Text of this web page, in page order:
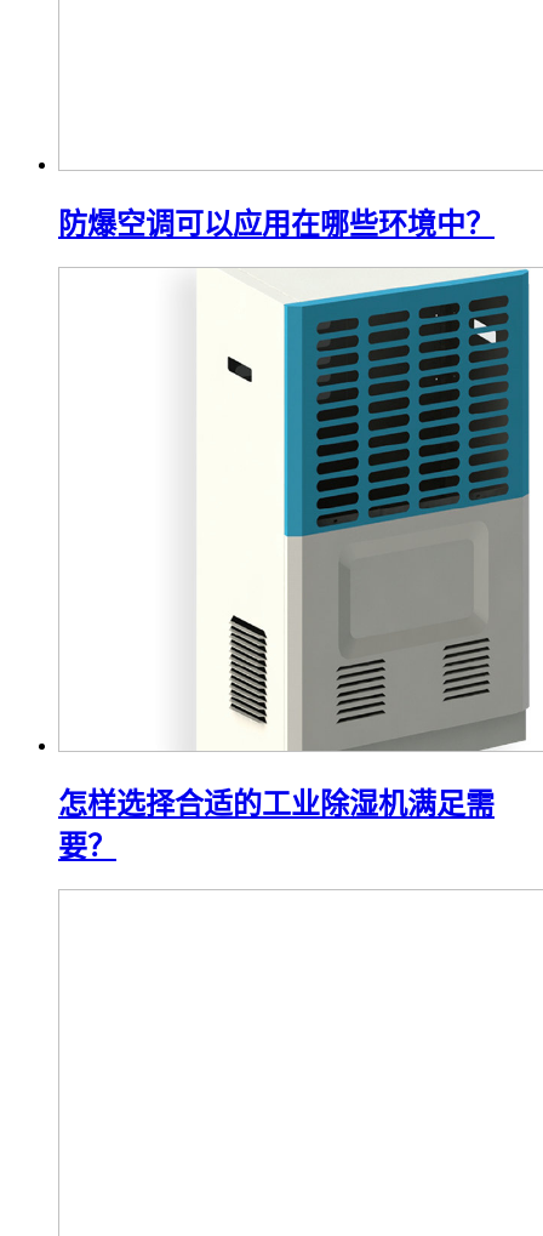
防爆空调可以应用在哪些环境中？
怎样选择合适的工业除湿机满足需
要？